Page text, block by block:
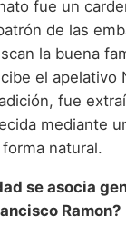
fue un
de las
la buena
el apelativo
fue
mediante
natural.
se asocia
Ramon?